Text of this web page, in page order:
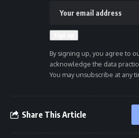
By signing up, you agree to
acknowledge the data
You may unsubscribe at any
Share This Article